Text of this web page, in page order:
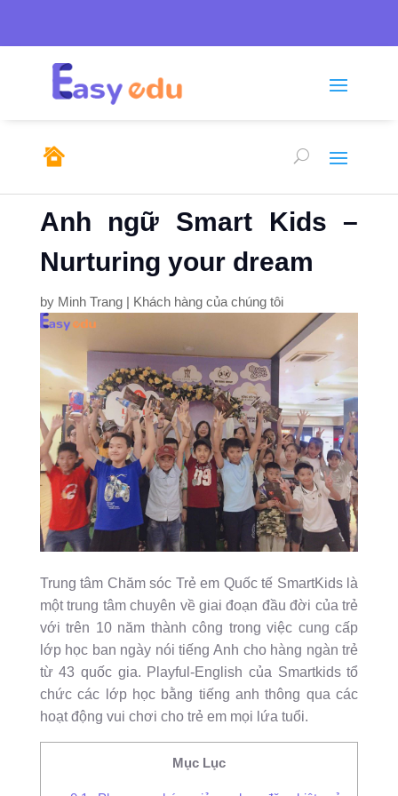
Anh ngữ Smart Kids –
Nurturing your dream
by Minh Trang| Khách hàng của chúng tôi
Trung tâm Chăm sóc Trẻ em Quốc tế SmartKids là
một trung tâm chuyên về giai đoạn đầu đời của trẻ
với trên 10 năm thành công trong việc cung cấp
lớp học ban ngày nói tiếng Anh cho hàng ngàn trẻ
từ 43 quốc gia. Playful-English của Smartkids tổ
chức các lớp học bằng tiếng anh thông qua các
hoạt động vui chơi cho trẻ em mọi lứa tuổi.
Mục Lục